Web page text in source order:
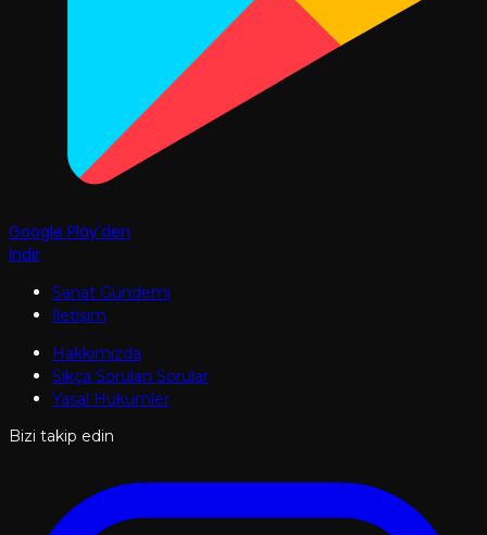
Google Play'den
İndir
Sanat Gündemi
İletişim
Hakkımızda
Sıkça Sorulan Sorular
Yasal Hükümler
Bizi takip edin